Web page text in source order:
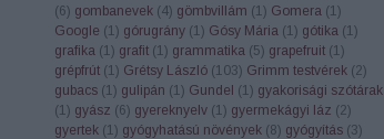
(6) gombanevek (4) gömbvillám (1 ) Gomera (1 )
Google (1 ) górugrány (1 ) Gósy Mária (1 ) gótika (1 )
grafika (1 ) grafit (1 ) grammatika (5) grapefruit (1 )
grépfrút (1 ) Grétsy László (103) Grimm testvérek (2)
gubacs (1 ) gulipán (1 ) Gundel (1 ) gyakorisági szótárak
(1 ) gyász (6) gyereknyelv (1 ) gyermekágyi láz (2)
gyertek (1 ) gyógyhatású növények (8) gyógyítás (3)